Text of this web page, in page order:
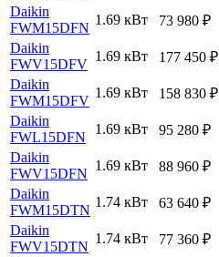
Daikin
FWM15DFN
1.69 кВт 73 980 ₽
Daikin
FWV15DFV
1.69 кВт 177 450 ₽
Daikin
FWM15DFV
1.69 кВт 158 830 ₽
Daikin
FWL15DFN
1.69 кВт 95 280 ₽
Daikin
FWV15DFN
1.69 кВт 88 960 ₽
Daikin
FWM15DTN
1.74 кВт 63 640 ₽
Daikin
FWV15DTN
1.74 кВт 77 360 ₽